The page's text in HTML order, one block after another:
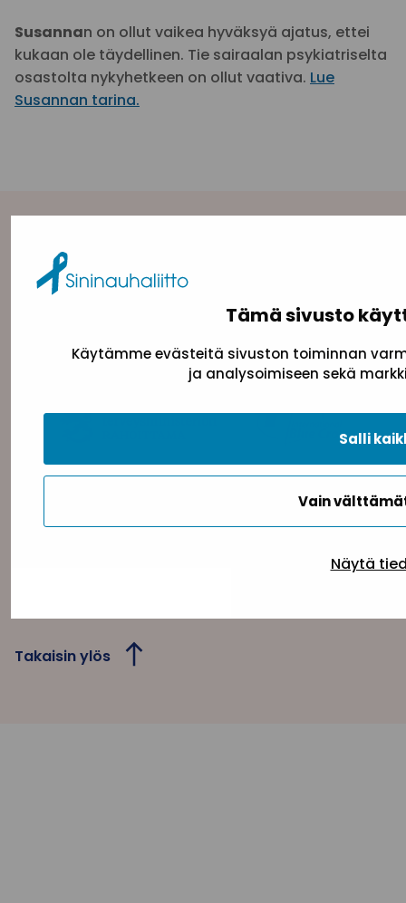
Tämä sivusto
Käytämme evästeitä sivuston toiminnan
ja analysoimiseen sekä
Vain
Salli
Näytä
Susannan on ollut vaikea hyväksyä ajatus, ettei
kukaan ole täydellinen. Tie sairaalan psykiatriselta
osastolta nykyhetkeen on ollut vaativa. Lue
Susannan tarina.
Yhteystiedot
Sininauhaliitto (Y-tunnus: 0217042–5)
Pasilanraitio 5, 2. krs, 00240 Helsinki
Takaisin ylös